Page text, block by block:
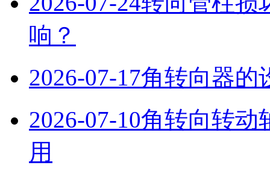
响？
2026-07-17角转向器的
2026-07-10角转向转动
用